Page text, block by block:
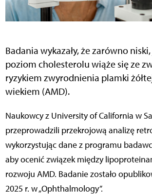
Badania wykazały, że zarówno
poziom cholesterolu wiąże się ze
ryzykiem zwyrodnienia plamki
wiekiem (AMD).
Naukowcy z University of California w San Diego (USA)
przeprowadzili przekrojową analizę
wykorzystując dane z programu
aby ocenić związek między
rozwoju AMD. Badanie zostało
2025 r. w „Ophthalmology”.